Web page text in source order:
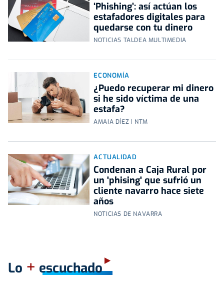
‘Phishing’: así actúan los
estafadores digitales para
quedarse con tu dinero
NOTICIAS TALDEA MULTIMEDIA
ECONOMÍA
¿Puedo recuperar mi dinero
si he sido víctima de una
estafa?
AMAIA DÍEZ | NTM
ACTUALIDAD
Condenan a Caja Rural por
un 'phising' que sufrió un
cliente navarro hace siete
años
NOTICIAS DE NAVARRA
Lo + escuchado